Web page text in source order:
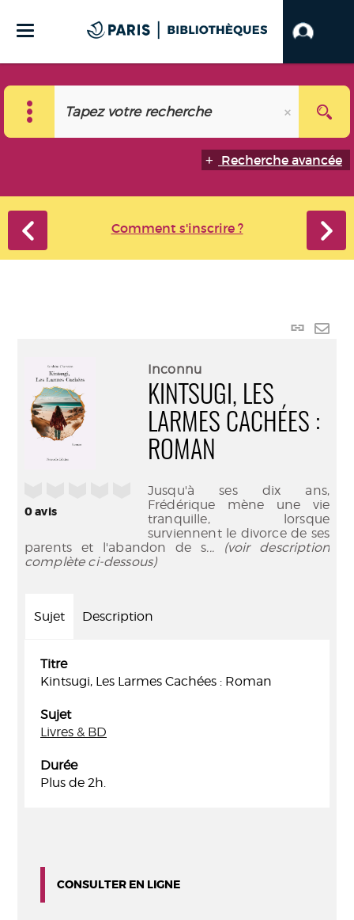
Recherche avancée
Comment s'inscrire ?
Lien
0avis
Inconnu
KINTSUGI, LES
LARMES CACHÉES :
ROMAN
Jusqu'à ses dix ans,
Frédérique mène une vie
tranquille, lorsque
surviennent le divorce de ses
parents et l'abandon de s... (voir description
complète ci-dessous)
Sujet Description
Titre
Kintsugi, Les Larmes Cachées : Roman
Sujet
Livres & BD
Durée
Plus de 2h.
CONSULTER EN LIGNE